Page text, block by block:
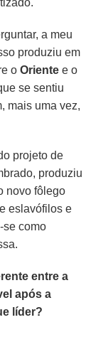
a meu
produziu em
oOriente e o
se sentiu
mais uma vez,
projeto de
produziu
novo fôlego
eslavófilos e
se como
entre a
após a
líder?